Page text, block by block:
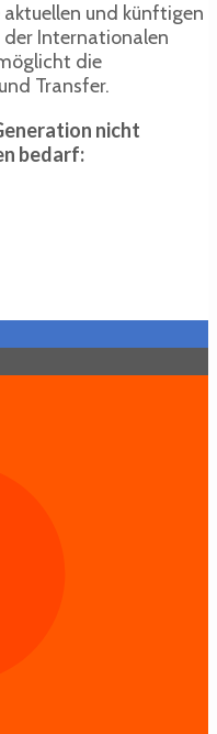
und künftigen
der Internationalen
die
Transfer.
nicht
bedarf: